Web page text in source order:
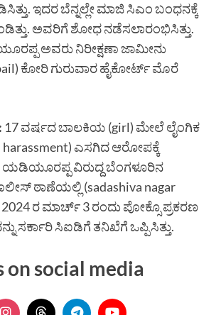
ಇದರ ಬೆನ್ನಲ್ಲೇ ಮಾಜಿ ಸಿಎಂ ಬಂಧನಕ್ಕೆ
ಅವರಿಗೆ ಶೋಧ ನಡೆಸಲಾರಂಭಿಸಿತ್ತು.
ಅವರು ನಿರೀಕ್ಷಣಾ ಜಾಮೀನು
ಕೋರಿ ಗುರುವಾರ ಹೈಕೋರ್ಟ್ ಮೊರೆ
17 ವರ್ಷದ ಬಾಲಕಿಯ (girl) ಮೇಲೆ ಲೈಂಗಿಕ
harassment) ಎಸಗಿದ ಆರೋಪಕ್ಕೆ
ವಿರುದ್ದ ಬೆಂಗಳೂರಿನ
ಠಾಣೆಯಲ್ಲಿ (sadashiva nagar
ರ ಮಾರ್ಚ್ 3 ರಂದು ಪೋಕ್ಸೊ ಪ್ರಕರಣ
ಸರ್ಕಾರಿ ಸಿಐಡಿಗೆ ತನಿಖೆಗೆ ಒಪ್ಪಿಸಿತ್ತು.
on social media